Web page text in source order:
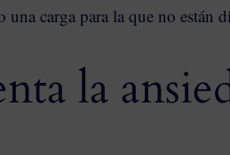
carga para la que no están
la